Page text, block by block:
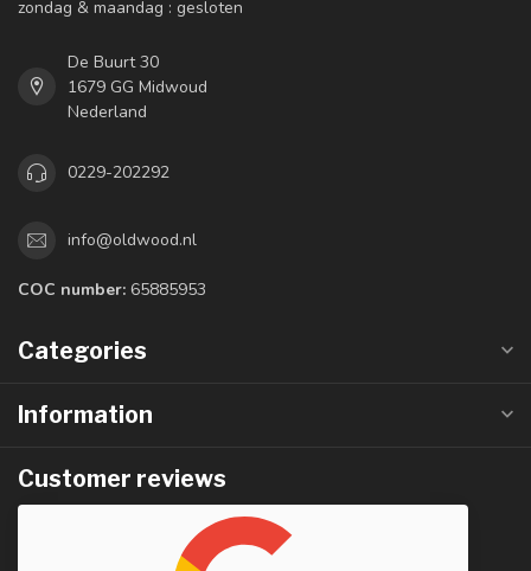
zondag & maandag : gesloten
De Buurt 30
1679 GG Midwoud
Nederland
0229-202292
info@oldwood.nl
COC number: 65885953
Categories
Information
Customer reviews